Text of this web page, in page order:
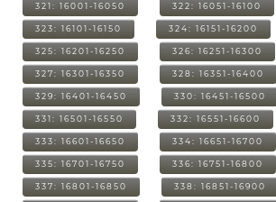
321: 16001-16050 322: 16051-16100
323: 16101-16150 324: 16151-16200
325: 16201-16250 326: 16251-16300
327: 16301-16350 328: 16351-16400
329: 16401-16450 330: 16451-16500
331: 16501-16550 332: 16551-16600
333: 16601-16650 334: 16651-16700
335: 16701-16750 336: 16751-16800
337: 16801-16850 338: 16851-16900